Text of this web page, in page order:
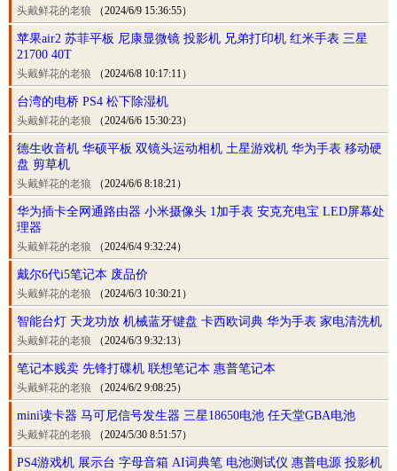
头戴鲜花的老狼 （2024/6/9 15:36:55）
苹果air2 苏菲平板 尼康显微镜 投影机 兄弟打印机 红米手表 三星
21700 40T
头戴鲜花的老狼 （2024/6/8 10:17:11）
台湾的电桥 PS4 松下除湿机
头戴鲜花的老狼 （2024/6/6 15:30:23）
德生收音机 华硕平板 双镜头运动相机 土星游戏机 华为手表 移动硬
盘 剪草机
头戴鲜花的老狼 （2024/6/6 8:18:21）
华为插卡全网通路由器 小米摄像头 1加手表 安克充电宝 LED屏幕处
理器
头戴鲜花的老狼 （2024/6/4 9:32:24）
戴尔6代i5笔记本 废品价
头戴鲜花的老狼 （2024/6/3 10:30:21）
智能台灯 天龙功放 机械蓝牙键盘 卡西欧词典 华为手表 家电清洗机
头戴鲜花的老狼 （2024/6/3 9:32:13）
笔记本贱卖 先锋打碟机 联想笔记本 惠普笔记本
头戴鲜花的老狼 （2024/6/2 9:08:25）
mini读卡器 马可尼信号发生器 三星18650电池 任天堂GBA电池
头戴鲜花的老狼 （2024/5/30 8:51:57）
PS4游戏机 展示台 字母音箱 AI词典笔 电池测试仪 惠普电源 投影机